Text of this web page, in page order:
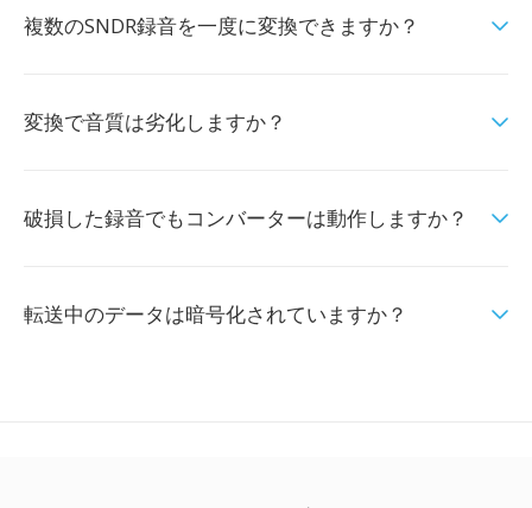
複数のSNDR録音を一度に変換できますか？
変換で音質は劣化しますか？
破損した録音でもコンバーターは動作しますか？
転送中のデータは暗号化されていますか？